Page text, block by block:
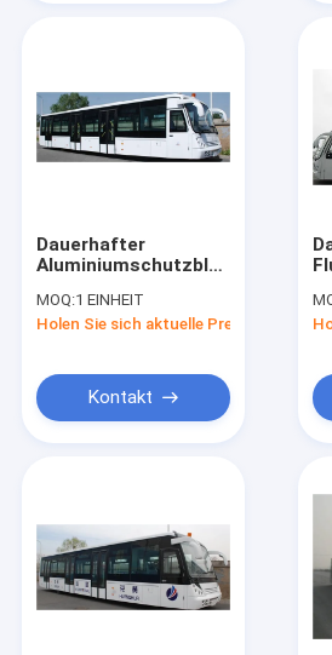
Über uns
Fabrik-Ausflug
Dauerhafter
Aluminiumschutzblech-
Shuttle-Flughafen
trainiert 13m×3m×3m
MOQ:1 EINHEIT
Holen Sie sich aktuelle Preis
Kontakt